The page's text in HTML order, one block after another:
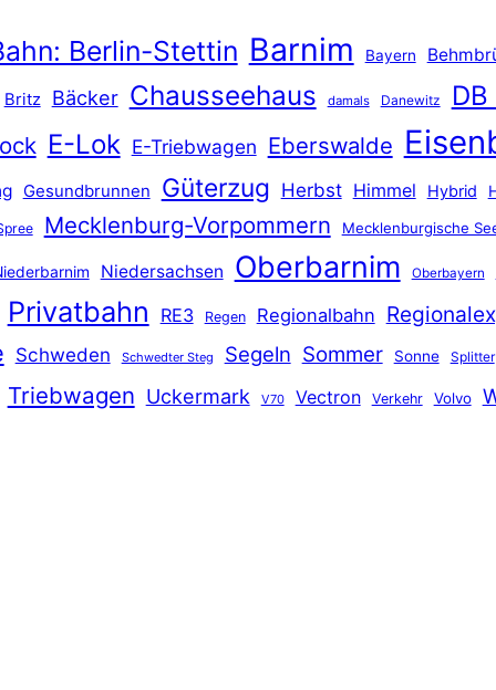
Berlin-Stettin Barnim Bayern
Britz Bäcker Chausseehaus damals Danewitz DB
E-Lok E-Triebwagen Eberswalde
Gesundbrunnen Güterzug Herbst Himmel Hybrid
Mecklenburg-Vorpommern Mecklenburgische
Niedersachsen Oberbarnim Oberbayern
Privatbahn RE3 Regen Regionalbahn
Schweden Schwedter Steg Segeln Sommer Sonne Splitter
Triebwagen Uckermark V70 Vectron Verkehr Volvo